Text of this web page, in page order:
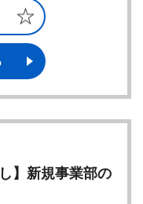
】新規事業部の